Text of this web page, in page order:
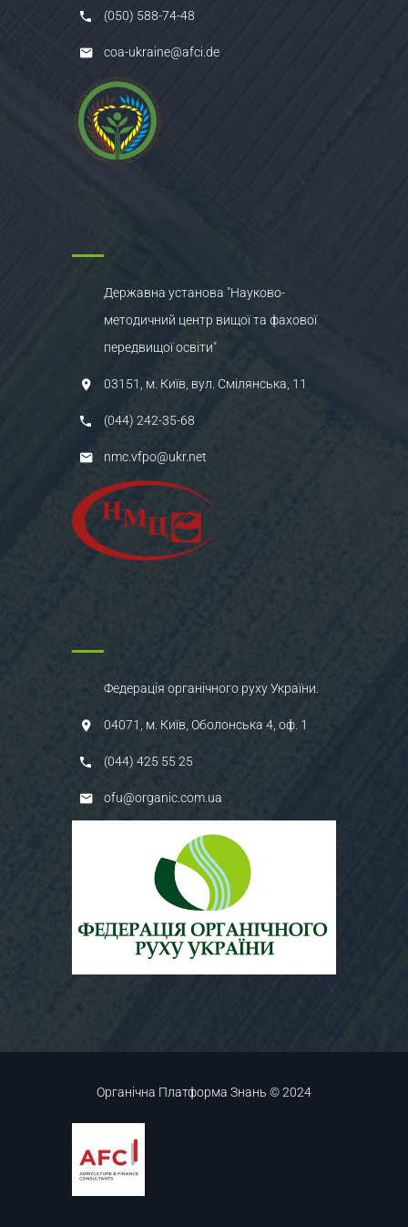
(050) 588-74-48
coa-ukraine@afci.de
Державна установа "Науково-
методичний центр вищої та фахової
передвищої освіти"
03151, м. Київ, вул. Смілянська, 11
(044) 242-35-68
nmc.vfpo@ukr.net
Федерація органічного руху України.
04071, м. Київ, Оболонська 4, оф. 1
(044) 425 55 25
ofu@organic.com.ua
Органічна Платформа Знань © 2024